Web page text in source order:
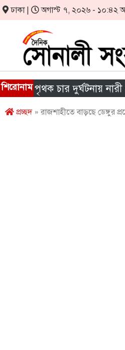
ঢাকা | অগাস্ট ৭, ২০২৬ - ১০:৪২
শিরোনাম
পৃথক চার দুর্ঘটনায় নারী ও
প্রচ্ছদ» রাজশাহীতে বাড়ছে ডেঙ্গুর